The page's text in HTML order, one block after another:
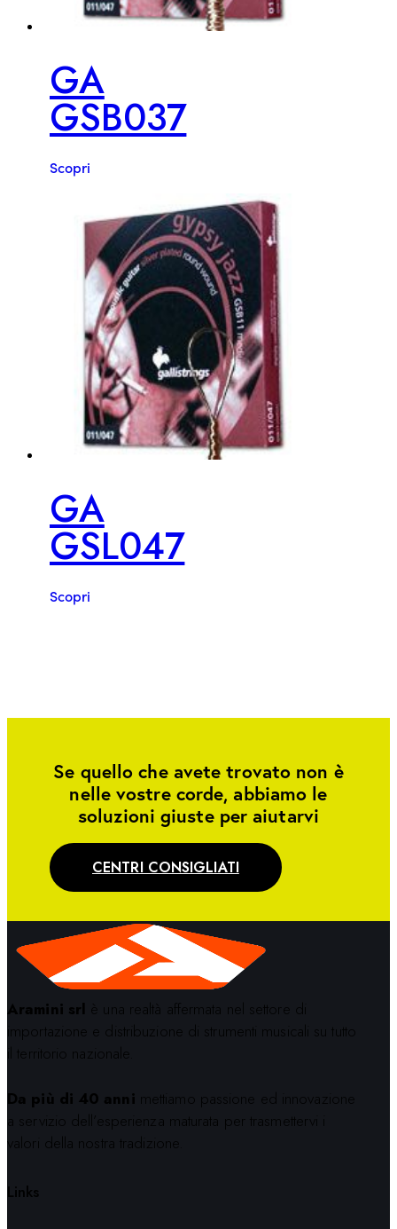
GA
GSB037
Scopri
GA
GSL047
Scopri
Se quello che avete trovato non è
nelle vostre corde, abbiamo le
soluzioni giuste per aiutarvi
CENTRI CONSIGLIATI
Aramini srl è una realtà affermata nel settore di
importazione e distribuzione di strumenti musicali su tutto
il territorio nazionale.
Da più di 40 anni mettiamo passione ed innovazione
a servizio dell’esperienza maturata per trasmettervi i
valori della nostra tradizione.
Links